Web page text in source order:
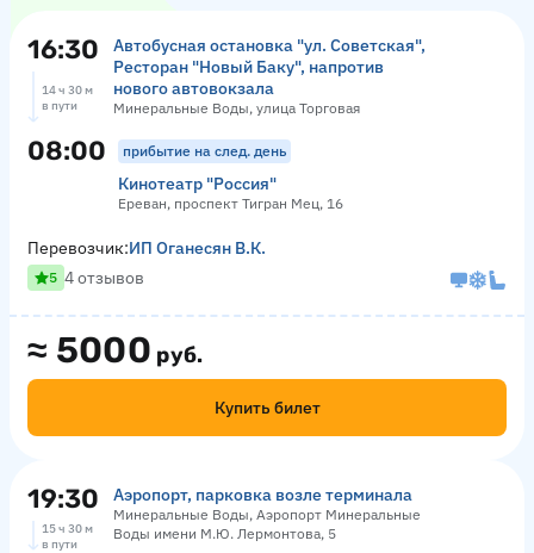
16:30
Автобусная остановка "ул. Советская",
Ресторан "Новый Баку", напротив
нового автовокзала
Минеральные Воды, улица Торговая
14 ч 30 м
в пути
08:00 прибытие на след. день
Кинотеатр "Россия"
Ереван, проспект Тигран Мец, 16
≈ 5000 руб.
Купить билет
Перевозчик:ИП Оганесян В.К.
5 4 отзывов
19:30 Аэропорт, парковка возле терминала
Минеральные Воды, Аэропорт Минеральные
Воды имени М.Ю. Лермонтова, 5
15 ч 30 м
в пути